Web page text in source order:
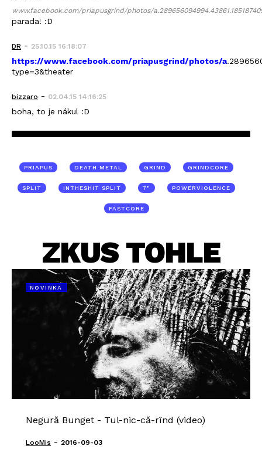
www.facebook.com/priapusgrind/photos/
parada! :D
DR - 25.10.15 16:18:07
https://www.facebook.com/priapusgrind/photos/a
type=3&theater
bizzaro - 02.04.15 14:16:25
boha, to je nákul :D
PRIAPUS DEATH METAL GRIND GRINDCORE
SPLIT INTHESHIT SPLIT 7" POWERVIOLENCE
FASTCORE
ZKUS TOHLE
NOVINKA
Negură Bunget - Tul-nic-că-rînd (video)
LooMis - 2016-09-03